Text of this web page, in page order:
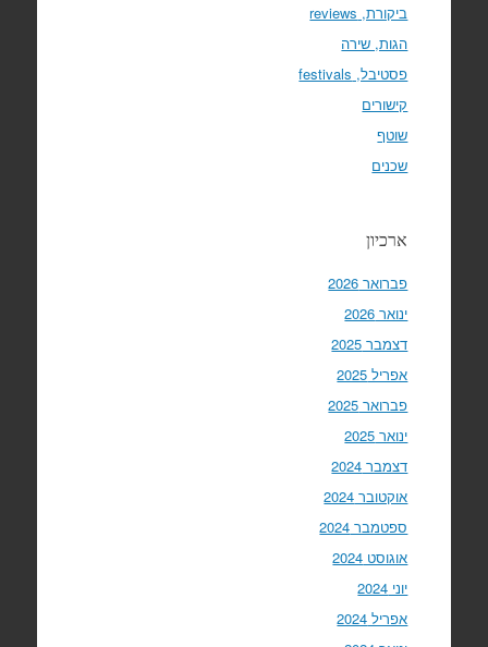
ביקורת, reviews
הגות, שירה
פסטיבל, festivals
קישורים
שוטף
שכנים
ארכיון
פברואר 2026
ינואר 2026
דצמבר 2025
אפריל 2025
פברואר 2025
ינואר 2025
דצמבר 2024
אוקטובר 2024
ספטמבר 2024
אוגוסט 2024
יוני 2024
אפריל 2024